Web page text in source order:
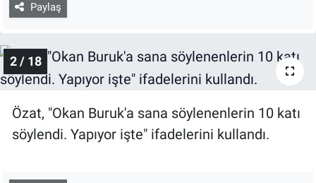
Paylaş
2 / 18
Özat, "Okan Buruk'a sana söylenenlerin 10 katı
söylendi. Yapıyor işte" ifadelerini kullandı.